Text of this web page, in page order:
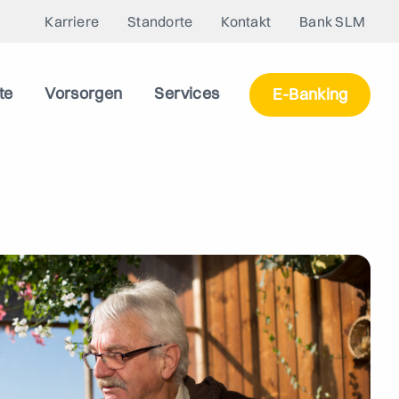
Karriere Standorte Kontakt Bank SLM
Vorsorgen Services E-Banking